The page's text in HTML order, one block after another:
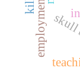
employment